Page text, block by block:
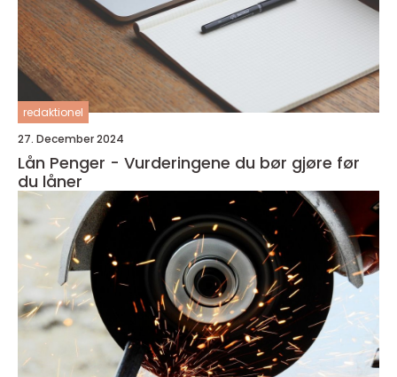
redaktionel
27. December 2024
Lån Penger - Vurderingene du bør gjøre før
du låner